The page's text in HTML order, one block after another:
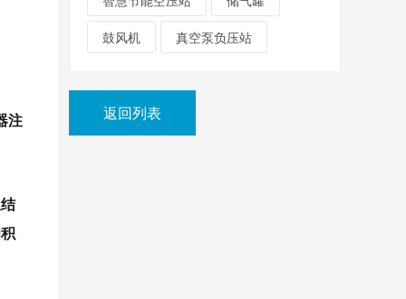
注
鼓风机 真空泵负压站
返回列表